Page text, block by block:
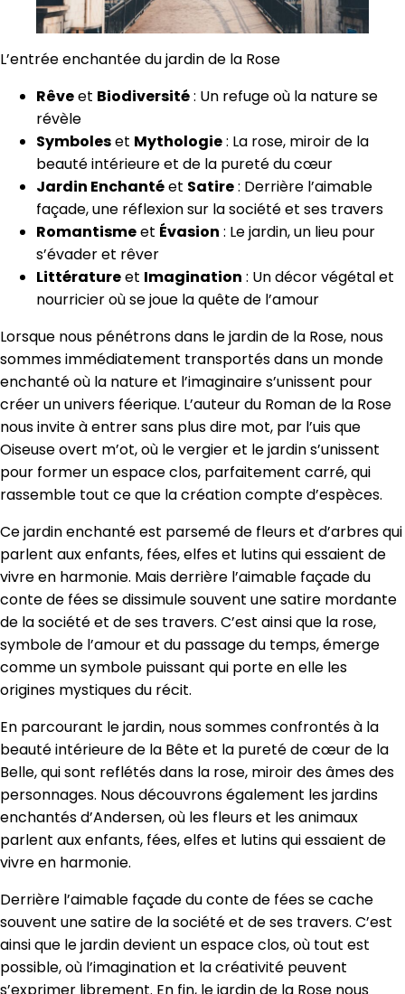
L’entrée enchantée du jardin de la Rose
Rêveet Biodiversité: Un refuge où la nature se
révèle
Symboleset Mythologie: La rose, miroir de la
beauté intérieure et de la pureté du cœur
Jardin Enchantéet Satire: Derrière l’aimable
façade, une réflexion sur la société et ses travers
Romantismeet Évasion : Le jardin, un lieu pour
s’évader et rêver
Littératureet Imagination : Un décor végétal et
nourricier où se joue la quête de l’amour
Lorsque nous pénétrons dans le jardin de la Rose, nous
sommes immédiatement transportés dans un monde
enchanté où la nature et l’imaginaire s’unissent pour
créer un univers féerique. L’auteur du Roman de la Rose
nous invite à entrer sans plus dire mot, par l’uis que
Oiseuse overt m’ot, où le vergier et le jardin s’unissent
pour former un espace clos, parfaitement carré, qui
rassemble tout ce que la création compte d’espèces.
Ce jardin enchanté est parsemé de fleurs et d’arbres qui
parlent aux enfants, fées, elfes et lutins qui essaient de
vivre en harmonie. Mais derrière l’aimable façade du
conte de fées se dissimule souvent une satire mordante
de la société et de ses travers. C’est ainsi que la rose,
symbole de l’amour et du passage du temps, émerge
comme un symbole puissant qui porte en elle les
origines mystiques du récit.
En parcourant le jardin, nous sommes confrontés à la
beauté intérieure de la Bête et la pureté de cœur de la
Belle, qui sont reflétés dans la rose, miroir des âmes des
personnages. Nous découvrons également les jardins
enchantés d’Andersen, où les fleurs et les animaux
parlent aux enfants, fées, elfes et lutins qui essaient de
vivre en harmonie.
Derrière l’aimable façade du conte de fées se cache
souvent une satire de la société et de ses travers. C’est
ainsi que le jardin devient un espace clos, où tout est
possible, où l’imagination et la créativité peuvent
s’exprimer librement. En fin, le jardin de la Rose nous